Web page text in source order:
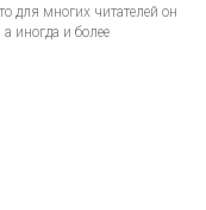
для многих читателей он
иногда и более